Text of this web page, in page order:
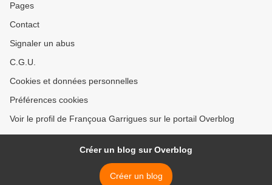
Pages
Contact
Signaler un abus
C.G.U.
Cookies et données personnelles
Préférences cookies
Voir le profil de Françoua Garrigues sur le portail Overblog
Créer un blog sur Overblog
Créer un blog